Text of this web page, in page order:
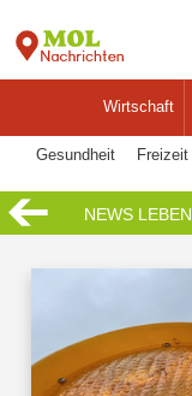
Wirtschaft
Gesundheit Freizeit
NEWS LEBEN